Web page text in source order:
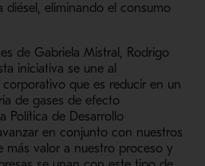
diésel, eliminando el consumo
de Gabriela Mistral, Rodrigo
iniciativa se une al
que es reducir en un
de gases de efecto
Política de Desarrollo
en conjunto con nuestros
más valor a nuestro proceso y